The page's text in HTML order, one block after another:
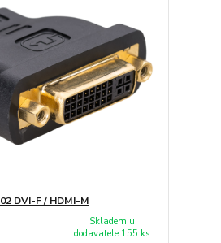
DVI-F / HDMI-M
Skladem u
dodavatele 155 ks